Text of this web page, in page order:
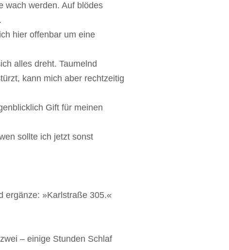
wach werden. Auf blödes
hier offenbar um eine
alles dreht. Taumelnd
kann mich aber rechtzeitig
Gift für meinen
sollte ich jetzt sonst
ergänze: »Karlstraße 305.«
– einige Stunden Schlaf